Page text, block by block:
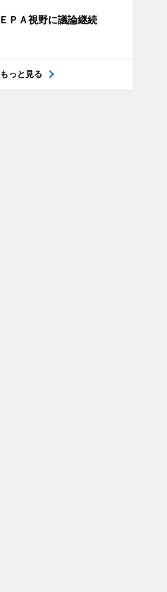
ＥＰＡ視野に議論継続
もっと見る